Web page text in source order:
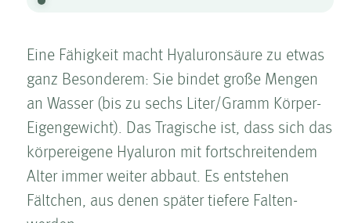
Eine Fähigkeit macht Hyaluronsäure zu etwas
ganz Besonderem: Sie bindet große Mengen
an Wasser (bis zu sechs Liter/Gramm Körper-
Eigengewicht). Das Tragische ist, dass sich das
körpereigene Hyaluron mit fortschreitendem
Alter immer weiter abbaut. Es entstehen
Fältchen, aus denen später tiefere Falten­